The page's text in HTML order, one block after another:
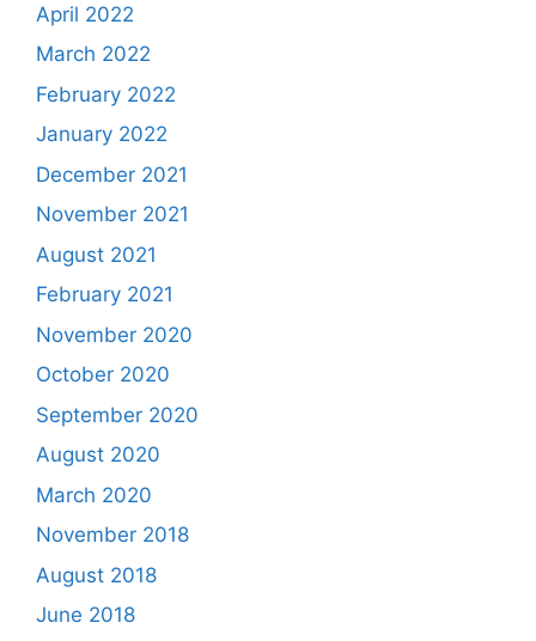
April 2022
March 2022
February 2022
January 2022
December 2021
November 2021
August 2021
February 2021
November 2020
October 2020
September 2020
August 2020
March 2020
November 2018
August 2018
June 2018